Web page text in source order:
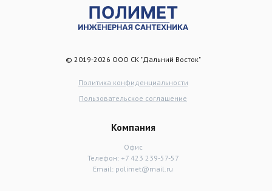
© 2019-2026 ООО СК "Дальний Восток"
Политика конфиденциальности
Пользовательское соглашение
Компания
Офис
Телефон: +7 423 239-57-57
Email: polimet@mail.ru